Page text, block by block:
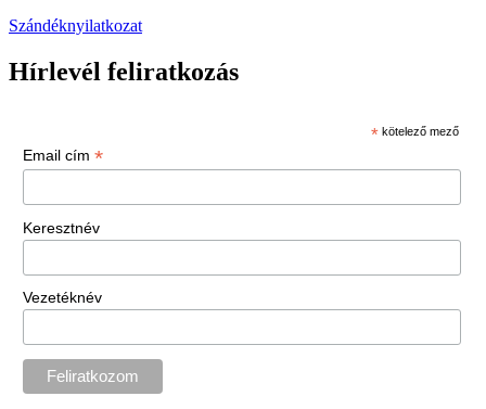
Szándéknyilatkozat
Hírlevél feliratkozás
* kötelező mező
Email cím *
Keresztnév
Vezetéknév